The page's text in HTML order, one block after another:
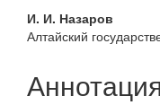
Основное
статьи
И. И. Назаров
Алтайский